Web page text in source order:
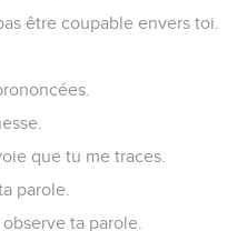
être coupable envers toi.
que tu me traces.
parole.
ta parole.